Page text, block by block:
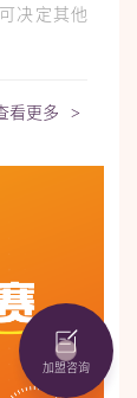
决定其他
看更多 >
加盟咨询